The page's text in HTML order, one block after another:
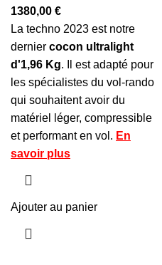
1380,00 €
La techno 2023 est notre
dernier cocon ultralight
d'1,96 Kg. Il est adapté pour
les spécialistes du vol-rando
qui souhaitent avoir du
matériel léger, compressible
et performant en vol. En
savoir plus
Ajouter au panier